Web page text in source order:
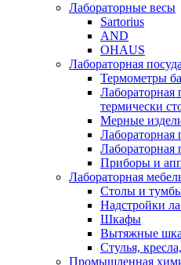
Лабораторные весы
Sartorius
AND
OHAUS
Лабораторная посуда
Термометры
Лабораторная
термически
Мерные
Лабораторная
Лабораторная
Приборы и
Лабораторная
Столы и
Надстройки
Шкафы
Вытяжные
Стулья,
Промышленная